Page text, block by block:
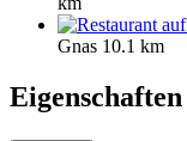
Gnas 10.1 km